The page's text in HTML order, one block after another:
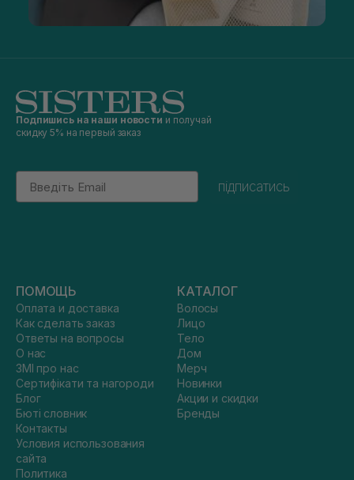
Подпишись на наши новости и получай
скидку 5% на первый заказ
Email
підписатись
ПОМОЩЬ
Оплата и доставка
Как сделать заказ
Ответы на вопросы
О нас
ЗМІ про нас
Сертифікати та нагороди
Блог
Бюті словник
Контакты
Условия использования
сайта
Политика
КАТАЛОГ
Волосы
Лицо
Тело
Дом
Мерч
Новинки
Акции и скидки
Бренды